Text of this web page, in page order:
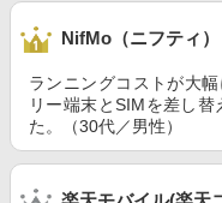
NifMo（ニフティ）
ランニングコストが大
リー端末とSIMを差し
た。（30代／男性）